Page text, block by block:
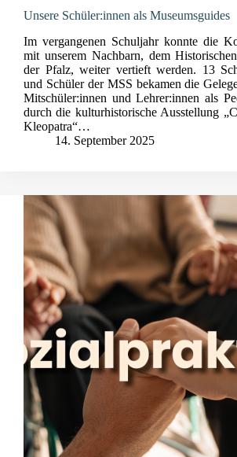
Unsere Schüler:innen als Museumsguides
Im vergangenen Schuljahr konnte die
mit unserem Nachbarn, dem
der Pfalz, weiter vertieft werden. 13
und Schüler der MSS bekamen die
Mitschüler:innen und Lehrer:innen als
durch die kulturhistorische Ausstellung
Kleopatra“…
14. September 2025